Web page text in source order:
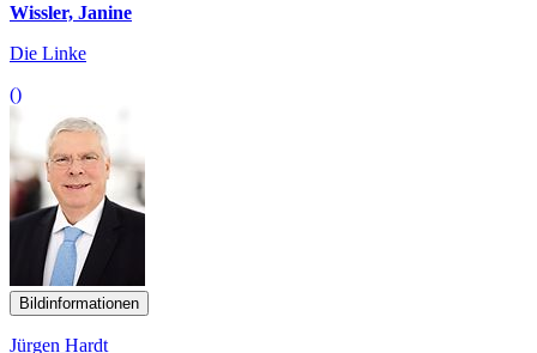
Wissler, Janine
Die Linke
()
Bildinformationen
Jürgen Hardt